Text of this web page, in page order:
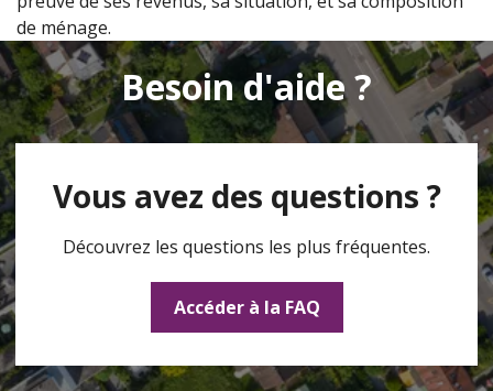
de ménage.
Besoin d'aide ?
Vous avez des questions ?
Découvrez les questions les plus fréquentes.
Accéder à la FAQ